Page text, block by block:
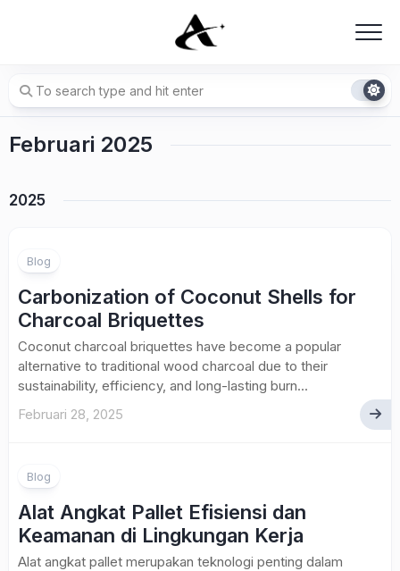
Februari 2025
2025
Blog
Carbonization of Coconut Shells for
Charcoal Briquettes
Coconut charcoal briquettes have become a popular
alternative to traditional wood charcoal due to their
sustainability, efficiency, and long-lasting burn...
Februari 28, 2025
Blog
Alat Angkat Pallet Efisiensi dan
Keamanan di Lingkungan Kerja
Alat angkat pallet merupakan teknologi penting dalam